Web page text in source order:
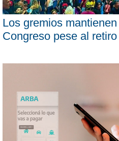
Los gremios
Congreso pese al